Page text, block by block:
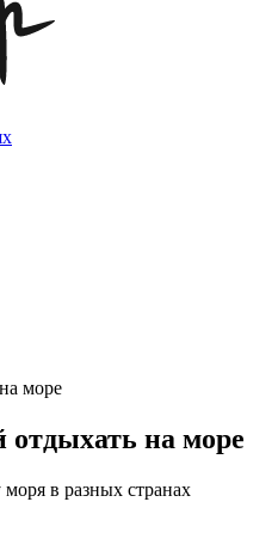
море
отдыхать на море
в разных странах